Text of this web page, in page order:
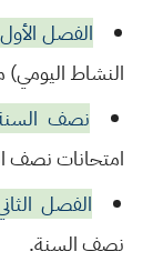
الفصل الأول
النشاط اليومي)
نصف
امتحانات نصف
الفصل
نصف السنة.